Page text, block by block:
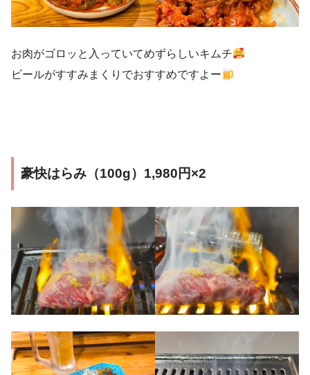
お肉がゴロッと入っていてめずらしいキムチ
ビールがすすみまくりでおすすめですよー
豪快はらみ（100g）1,980円×2